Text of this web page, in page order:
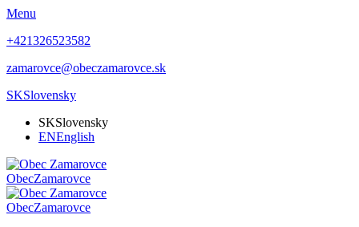
Menu
+421326523582
zamarovce@obeczamarovce.sk
SKSlovensky
SKSlovensky
ENEnglish
ObecZamarovce
ObecZamarovce